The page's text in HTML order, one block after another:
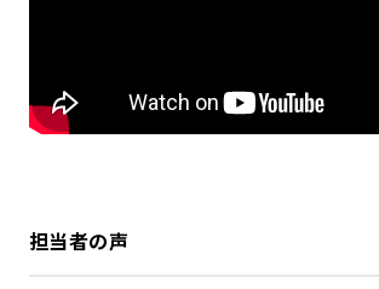
担当者の声